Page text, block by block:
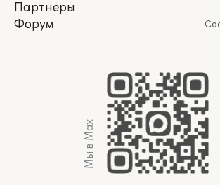
Партнеры
Форум
Мы в Max